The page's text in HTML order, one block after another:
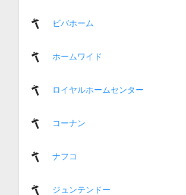
ビバホーム
ホームワイド
ロイヤルホームセンター
コーナン
ナフコ
ジュンテンドー